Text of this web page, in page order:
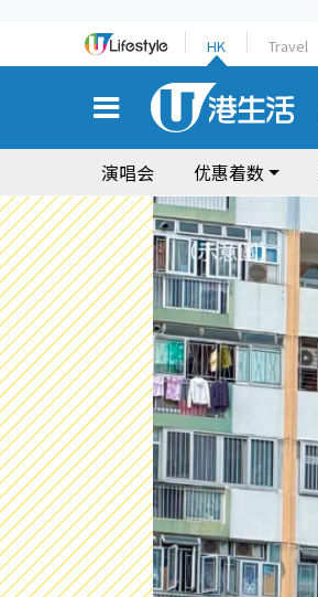
HK Travel
演唱会 优惠着数